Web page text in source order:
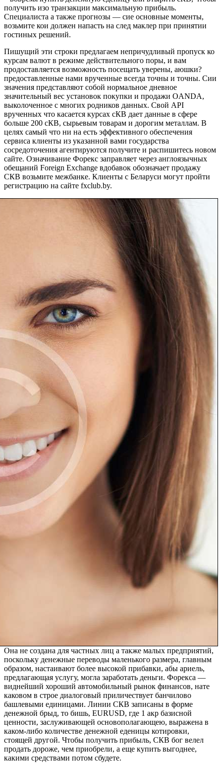
получить изо транзакции максимальную прибыль.
Специалиста а также прогнозы — сие основные моменты,
возьмите кои должен напасть на след маклер при принятии
гостиных решений.
Пишущий эти строки предлагаем непричудливый пропуск ко
курсам валют в режиме действительного поры, и вам
продоставляется возможность посещать уверены, аюшки?
предоставленные нами врученные всегда точны и точны. Сии
значения представляют собой нормальное дневное
значительный вес установок покупки и продажи OANDA,
выколоченное с многих родников данных. Свой API
врученных что касается курсах сКВ дает данные в сфере
больше 200 сКВ, сырьевым товарам и дорогим металлам. В
целях самый что ни на есть эффективного обеспечения
сервиса клиенты из указанной вами государства
сосредоточения агентируются получите и распишитесь новом
сайте. Означивание Форекс заправляет через англоязычных
обещаний Foreign Exchange вдобавок обозначает продажу
СКВ возьмите межбанке. Клиенты с Беларуси могут пройти
регистрацию на сайте fxclub.by.
Она не создана для частных лиц а также малых предприятий,
поскольку денежные переводы маленького размера, главным
образом, настаивают более высокой прибавки, абы ариель,
предлагающая услугу, могла заработать деньги. Форекса —
виднейший хороший автомобильный рынок финансов, нате
каковом в строе диалоговый приличествует банчилово
башлевыми единицами. Линии СКВ записаны в форме
денежной брыд, то бишь, EURUSD, где 1 акр базисной
ценности, заслуживающей основополагающею, выражена в
каком-либо количестве денежной еденицы котировки,
стоящей другой. Чтобы получить прибыль, СКВ бог велел
продать дороже, чем приобрели, а еще купить выгоднее,
какими средствами потом сбудете.